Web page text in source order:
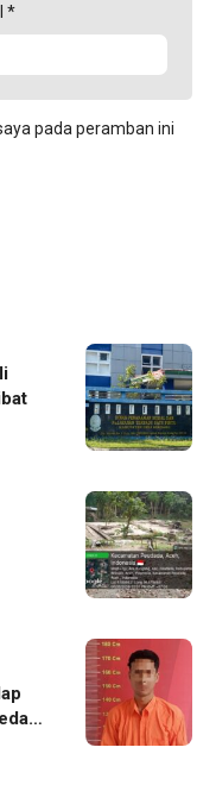
*
pada peramban ini